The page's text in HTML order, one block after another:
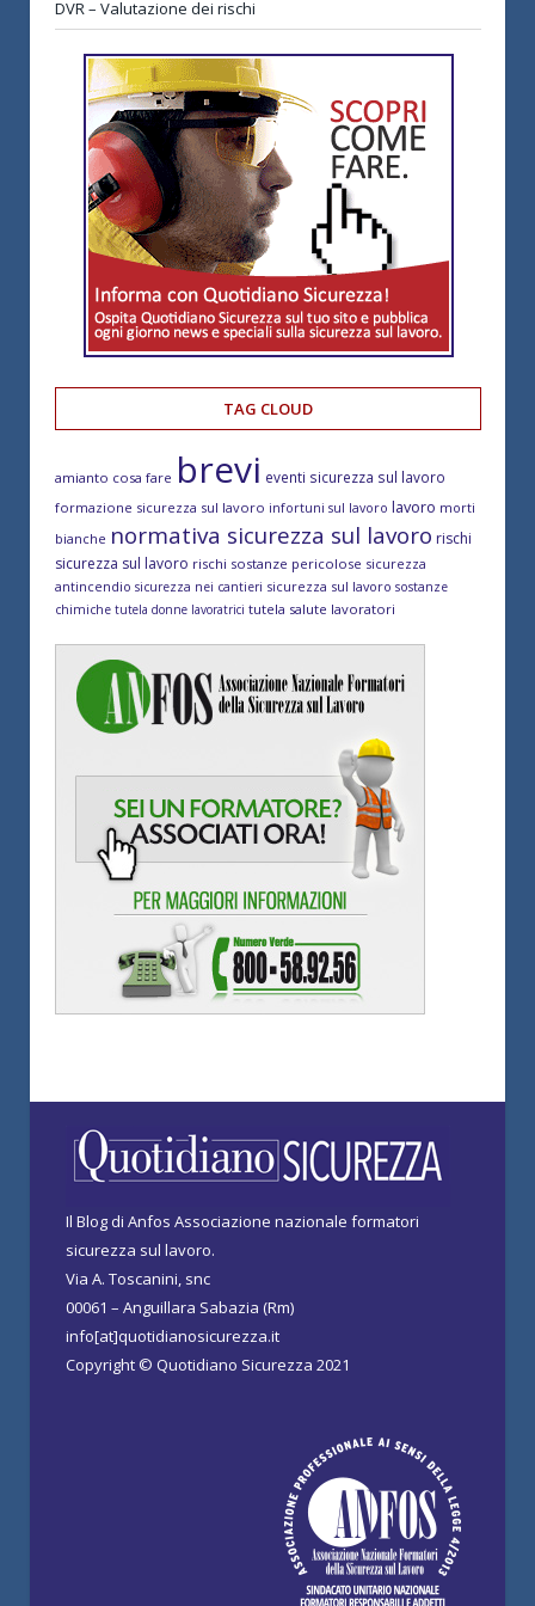
DVR – Valutazione dei rischi
TAG CLOUD
amianto cosa fare brevi eventi sicurezza sul lavoro
formazione sicurezza sul lavoro infortuni sul lavoro lavoro morti
bianche normativa sicurezza sul lavoro rischi
sicurezza sul lavoro rischi sostanze pericolose sicurezza
antincendio sicurezza nei cantieri sicurezza sul lavoro sostanze
chimiche tutela donne lavoratrici tutela salute lavoratori
Il Blog di Anfos Associazione nazionale formatori
sicurezza sul lavoro.
Via A. Toscanini, snc
00061 – Anguillara Sabazia (Rm)
info[at]quotidianosicurezza.it
Copyright © Quotidiano Sicurezza 2021